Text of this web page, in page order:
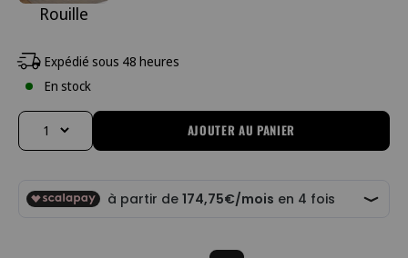
Rouille
Expédié sous 48 heures
En stock
Changer la quantité
AJOUTER AU PANIER